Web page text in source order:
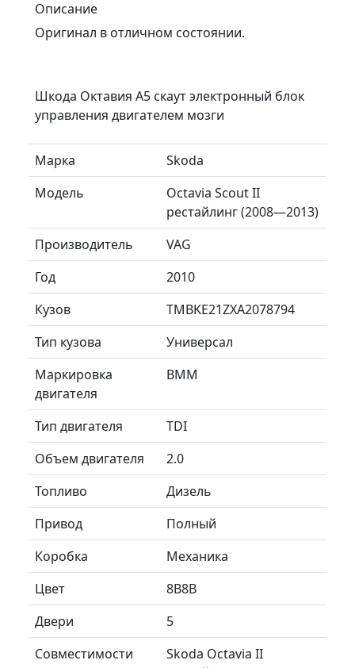
Описание
Оригинал в отличном состоянии.
Шкода Октавия А5 скаут электронный блок
управления двигателем мозги
Марка
Skoda
Модель
Octavia Scout II
рестайлинг (2008—2013)
Производитель
VAG
Год
2010
Кузов
TMBKE21ZXA2078794
Тип кузова
Универсал
Маркировка
двигателя
BMM
Тип двигателя
TDI
Объем двигателя
2.0
Топливо
Дизель
Привод
Полный
Коробка
Механика
Цвет
8B8B
Двери
5
Совместимости
Skoda Octavia II